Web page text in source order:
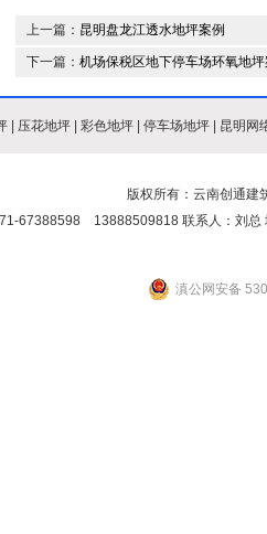
上一篇： 昆明盘龙江透水地坪案例
下一篇： 机场保税区地下停车场环氧地
压花地坪 彩色地坪 停车场地坪 昆明网
版权所有：云南创通建
67388598 13888509818 联系人：刘总
滇公网安备